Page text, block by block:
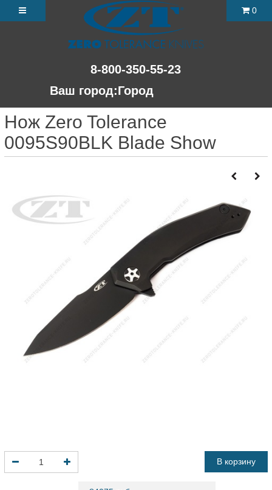
8-800-350-55-23
Ваш город:Город
0
Нож Zero Tolerance
0095S90BLK Blade Show
В корзину